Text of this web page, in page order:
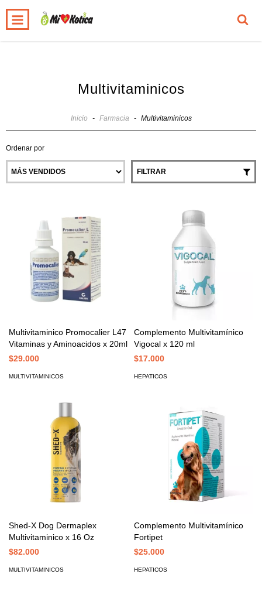
INICIO 0
Multivitaminicos
Inicio - Farmacia - Multivitaminicos
Ordenar por
FILTRAR
Multivitaminico Promocalier L47
Vitaminas y Aminoacidos x 20ml
$29.000
MULTIVITAMINICOS
Complemento Multivitamínico
Vigocal x 120 ml
$17.000
HEPATICOS
Shed-X Dog Dermaplex
Multivitaminico x 16 Oz
$82.000
MULTIVITAMINICOS
Complemento Multivitamínico
Fortipet
$25.000
HEPATICOS